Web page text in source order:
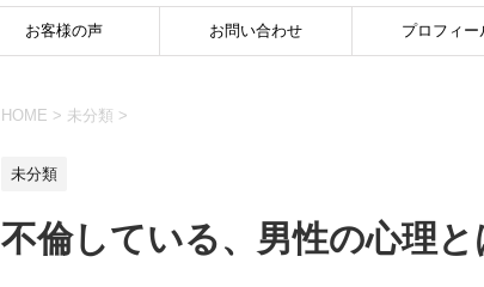
お客様の声 お問い合わせ プロフィー
HOME > 未分類 >
未分類
不倫している、男性の心理と